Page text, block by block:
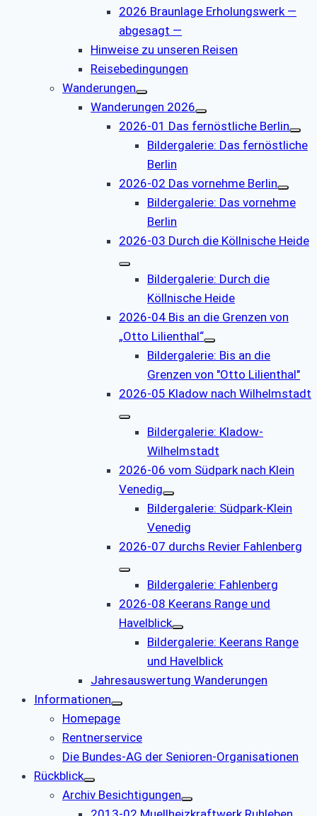
2026 Braunlage Erholungswerk —
abgesagt —
Hinweise zu unseren Reisen
Reisebedingungen
Wanderungen
Wanderungen 2026
2026-01 Das fernöstliche Berlin
Bildergalerie: Das fernöstliche
Berlin
2026-02 Das vornehme Berlin
Bildergalerie: Das vornehme
Berlin
2026-03 Durch die Köllnische Heide
Bildergalerie: Durch die
Köllnische Heide
2026-04 Bis an die Grenzen von
„Otto Lilienthal“
Bildergalerie: Bis an die
Grenzen von "Otto Lilienthal"
2026-05 Kladow nach Wilhelmstadt
Bildergalerie: Kladow-
Wilhelmstadt
2026-06 vom Südpark nach Klein
Venedig
Bildergalerie: Südpark-Klein
Venedig
2026-07 durchs Revier Fahlenberg
Bildergalerie: Fahlenberg
2026-08 Keerans Range und
Havelblick
Bildergalerie: Keerans Range
und Havelblick
Jahresauswertung Wanderungen
Informationen
Homepage
Rentnerservice
Die Bundes-AG der Senioren-Organisationen
Rückblick
Archiv Besichtigungen